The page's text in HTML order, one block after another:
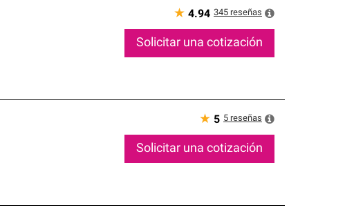
y destreza incomparable. Solo ellos pueden
★ 4.94 345 reseñas
Solicitar una cotización
★ 5 5 reseñas
Solicitar una cotización